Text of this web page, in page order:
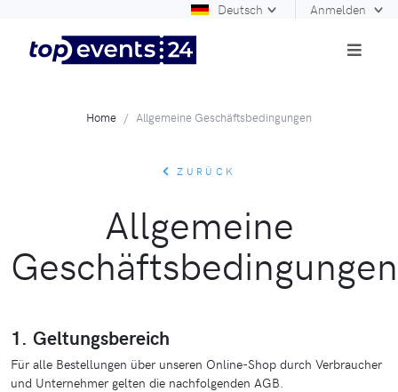
Deutsch Anmelden
Home Allgemeine Geschäftsbedingungen
ZURÜCK
Allgemeine
Geschäftsbedingungen
1. Geltungsbereich
Für alle Bestellungen über unseren Online-Shop durch Verbraucher
und Unternehmer gelten die nachfolgenden AGB.